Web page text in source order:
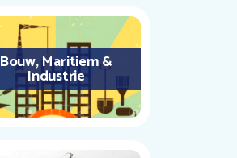
Bouw, Maritiem &
Industrie